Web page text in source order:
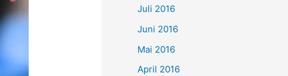
Juli 2016
Juni 2016
Mai 2016
April 2016